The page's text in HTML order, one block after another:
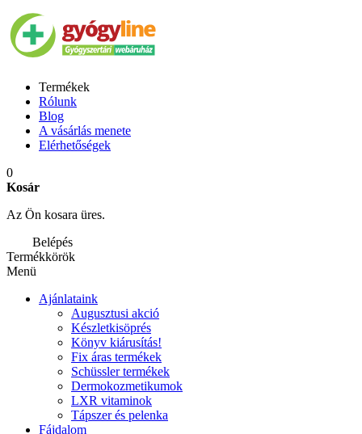
Termékek
Rólunk
Blog
A vásárlás menete
Elérhetőségek
0
Kosár
Az Ön kosara üres.
Belépés
Termékkörök
Menü
Ajánlataink
Augusztusi akció
Készletkisöprés
Könyv kiárusítás!
Fix áras termékek
Schüssler termékek
Dermokozmetikumok
LXR vitaminok
Tápszer és pelenka
Fájdalom